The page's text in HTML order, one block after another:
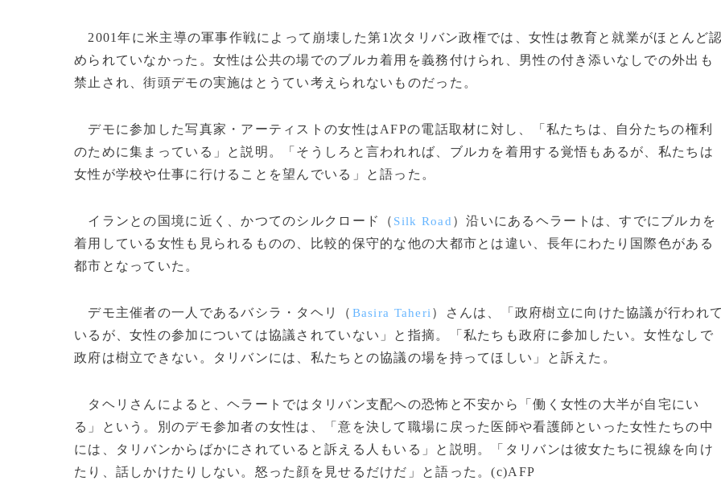
2001年に米主導の軍事作戦によって崩壊した第1次タリバン政権では、女性は教育と就業がほとんど
められていなかった。女性は公共の場でのブルカ着用を義務付けられ、男性の付き添いなしでの外出も
禁止され、街頭デモの実施はとうてい考えられないものだった。
デモに参加した写真家・アーティストの女性はAFPの電話取材に対し、「私たちは、自分たちの権利
のために集まっている」と説明。「そうしろと言われれば、ブルカを着用する覚悟もあるが、私たちは
女性が学校や仕事に行けることを望んでいる」と語った。
イランとの国境に近く、かつてのシルクロード（ Silk Road ）沿いにあるヘラートは、すでにブルカを
着用している女性も見られるものの、比較的保守的な他の大都市とは違い、長年にわたり国際色がある
都市となっていた。
デモ主催者の一人であるバシラ・タヘリ（ Basira Taheri ）さんは、「政府樹立に向けた協議が行われ
いるが、女性の参加については協議されていない」と指摘。「私たちも政府に参加したい。女性なしで
政府は樹立できない。タリバンには、私たちとの協議の場を持ってほしい」と訴えた。
タヘリさんによると、ヘラートではタリバン支配への恐怖と不安から「働く女性の大半が自宅にい
る」という。別のデモ参加者の女性は、「意を決して職場に戻った医師や看護師といった女性たちの中
には、タリバンからばかにされていると訴える人もいる」と説明。「タリバンは彼女たちに視線を向け
たり、話しかけたりしない。怒った顔を見せるだけだ」と語った。(c)AFP